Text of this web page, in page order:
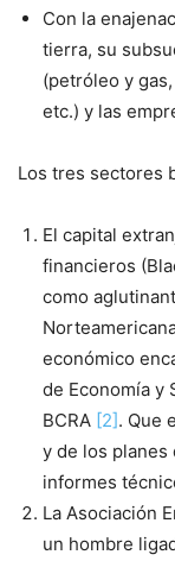
Con la
tierra, su
(petróleo y
etc.) y las
Los tres sectores
El capital
financieros
como
económico
de Economía y
BCRA [2]. Que
y de los planes
informes
La Asociación
un hombre